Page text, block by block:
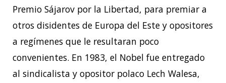
Premio Sájarov por la Libertad, para premiar a
otros disidentes de Europa del Este y opositores
a regímenes que le resultaran poco
convenientes. En 1983, el Nobel fue entregado
al sindicalista y opositor polaco Lech Walesa,